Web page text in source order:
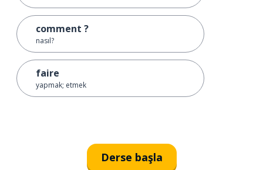
comment ?
nasıl?
faire
yapmak; etmek
Derse başla